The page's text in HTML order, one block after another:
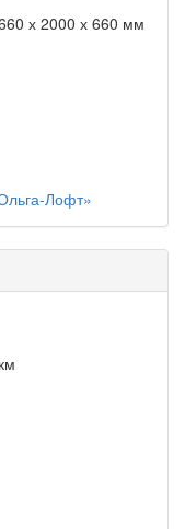
х 2000 х 660 мм
Лофт»